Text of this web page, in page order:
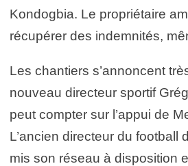
Kondogbia. Le propriétaire
récupérer des indemnités,
Les chantiers s’annoncent
nouveau directeur sportif
peut compter sur l’appui de
L’ancien directeur du football
mis son réseau à disposition